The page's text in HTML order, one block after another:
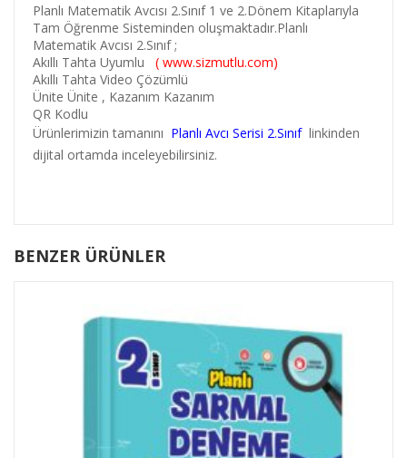
Planlı Matematik Avcısı 2.Sınıf 1 ve 2.Dönem Kitaplarıyla
Tam Öğrenme Sisteminden oluşmaktadır.Planlı
Matematik Avcısı 2.Sınıf ;
Akıllı Tahta Uyumlu ( www.sizmutlu.com)
Akıllı Tahta Video Çözümlü
Ünite Ünite , Kazanım Kazanım
QR Kodlu
Ürünlerimizin tamanını Planlı Avcı Serisi 2.Sınıf linkinden
dijital ortamda inceleyebilirsiniz.
BENZER ÜRÜNLER